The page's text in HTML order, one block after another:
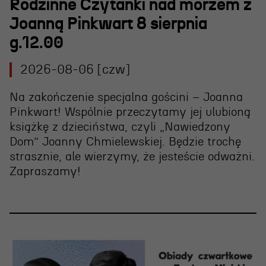
Spektakle wyjazdowe
Sponsorzy
Kontakt & Zespół
Edukacja
Wydarzenia
Oferta edukacyjna
Rodzinne Czytanki nad morzem z
Joanną Pinkwart 8 sierpnia
g.12.00
2026-08-06 [czw]
Na zakończenie specjalna gościni – Joanna
Pinkwart! Wspólnie przeczytamy jej ulubioną
książkę z dzieciństwa, czyli „Nawiedzony
Dom” Joanny Chmielewskiej. Będzie trochę
strasznie, ale wierzymy, że jesteście odważni.
Zapraszamy!